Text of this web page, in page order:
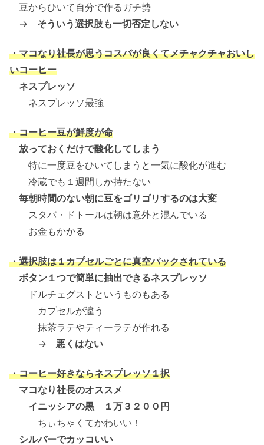
豆からひいて自分で作るガチ勢
→ そういう選択肢も一切否定しない
・マコなり社長が思うコスパが良くてメチャクチャおいし
いコーヒー
ネスプレッソ
ネスプレッソ最強
・コーヒー豆が鮮度が命
放っておくだけで酸化してしまう
特に一度豆をひいてしまうと一気に酸化が進む
冷蔵でも１週間しか持たない
毎朝時間のない朝に豆をゴリゴリするのは大変
スタバ・ドトールは朝は意外と混んでいる
お金もかかる
・選択肢は１カプセルごとに真空パックされている
ボタン１つで簡単に抽出できるネスプレッソ
ドルチェグストというものもある
カプセルが違う
抹茶ラテやティーラテが作れる
→ 悪くはない
・コーヒー好きならネスプレッソ１択
マコなり社長のオススメ
イニッシアの黒 １万３２００円
ちぃちゃくてかわいい！
シルバーでカッコいい